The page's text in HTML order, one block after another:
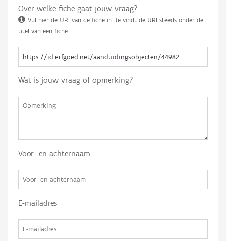
Over welke fiche gaat jouw vraag?
Vul hier de URI van de fiche in. Je vindt de URI steeds onder de
titel van een fiche.
Wat is jouw vraag of opmerking?
Voor- en achternaam
E-mailadres